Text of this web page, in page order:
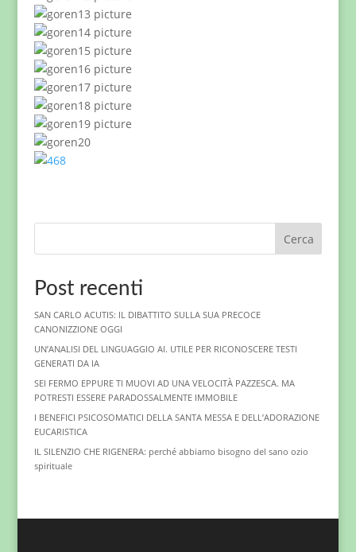
Cerca
Post recenti
SAN CARLO ACUTIS: IL DIBATTITO SULLA SUA PRECOCE
CANONIZZIONE OGGI
UN’ANALISI DEL LINGUAGGIO AI. UTILE PER RICONOSCERE TESTI
GENERATI DA IA
SEI FERMO EPPURE TI MUOVI AD UNA VELOCITÀ PAZZESCA. MA
POTRESTI ESSERE PARADOSSALMENTE IMMOBILE
I BENEFICI PSICOSOMATICI DELLA SANTA MESSA E DELL’ADORAZIONE
EUCARISTICA
IL SILENZIO CHE RIGENERA: perché abbiamo bisogno del sano ozio
spirituale